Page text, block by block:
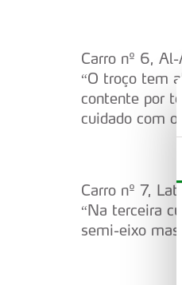
Carro nº 6,
“O troço tem
contente por
cuidado com
Carro nº 7,
“Na terceira
semi-eixo